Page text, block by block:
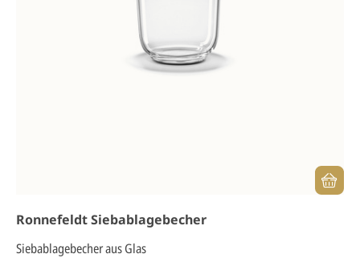
Ronnefeldt Siebablagebecher
Siebablagebecher aus Glas